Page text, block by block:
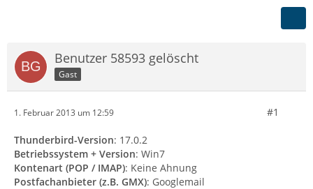
Benutzer 58593 gelöscht
Gast
1. Februar 2013 um 12:59 #1
Thunderbird-Version: 17.0.2
Betriebssystem + Version: Win7
Kontenart (POP / IMAP): Keine Ahnung
Postfachanbieter (z.B. GMX): Googlemail